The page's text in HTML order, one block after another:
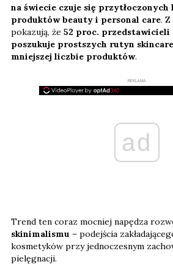
na świecie czuje się
produktów beauty i personal care.
pokazują, że 52 proc. przedstawicieli
poszukuje prostszych rutyn
mniejszej liczbie produktów.
REKLAMA
ad
Trend ten coraz mocniej napędza
skinimalismu – podejścia
kosmetyków przy jednoczesnym
pielęgnacji.